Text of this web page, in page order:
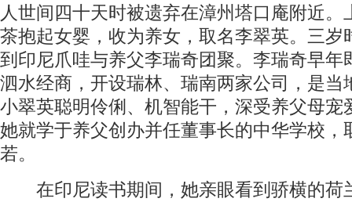
人世间四十天时被遗弃在漳州塔口庵附近。
茶抱起女婴，收为养女，取名李翠英。三岁
到印尼爪哇与养父李瑞奇团聚。李瑞奇早年
泗水经商，开设瑞林、瑞南两家公司，是当
小翠英聪明伶俐、机智能干，深受养父母宠
她就学于养父创办并任董事长的中华学校，
若。
在印尼读书期间，她亲眼看到骄横的荷